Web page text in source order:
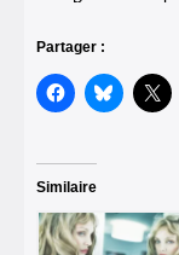
Partager :
Similaire